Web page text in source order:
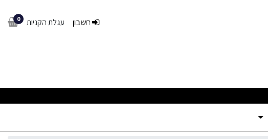
0 עגלת הקניות חשבון